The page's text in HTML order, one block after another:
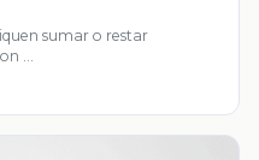
sumar o restar
…